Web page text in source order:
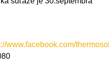
www.facebook.com/